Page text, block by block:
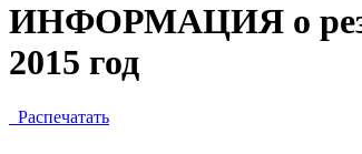
ИНФОРМАЦИЯ о
2015 год
Распечатать